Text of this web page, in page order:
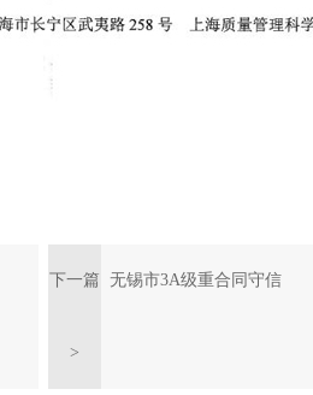
下一篇
>
无锡市3A级重合同守信